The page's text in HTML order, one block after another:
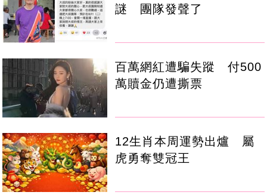
謎 團隊發聲了
百萬網紅遭騙失蹤 付500
萬贖金仍遭撕票
12生肖本周運勢出爐 屬
虎勇奪雙冠王